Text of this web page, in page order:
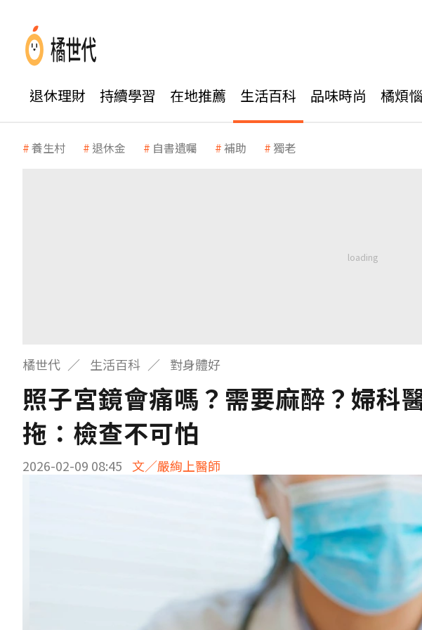
退休理財 持續學習 在地推薦 生活百科 品味時尚 橘煩惱
養生村 退休金 自書遺囑 補助 獨老
橘世代 生活百科 對身體好
照子宮鏡會痛嗎？需要麻醉？婦科
拖：檢查不可怕
2026-02-09 08:45 文／嚴絢上醫師